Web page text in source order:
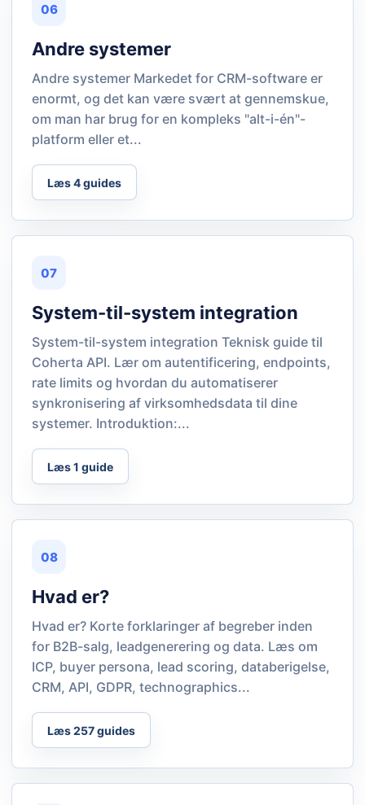
06
Andre systemer
Andre systemer Markedet for CRM-software er
enormt, og det kan være svært at gennemskue,
om man har brug for en kompleks "alt-i-én"-
platform eller et...
Læs 4 guides
07
System-til-system integration
System-til-system integration Teknisk guide til
Coherta API. Lær om autentificering, endpoints,
rate limits og hvordan du automatiserer
synkronisering af virksomhedsdata til dine
systemer. Introduktion:...
Læs 1 guide
08
Hvad er?
Hvad er? Korte forklaringer af begreber inden
for B2B-salg, leadgenerering og data. Læs om
ICP, buyer persona, lead scoring, databerigelse,
CRM, API, GDPR, technographics...
Læs 257 guides